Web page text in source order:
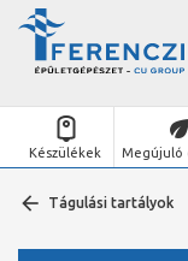
Készülékek Megújuló
Tágulási tartályok